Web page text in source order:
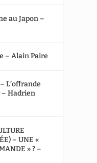
au Japon –
– Alain Paire
L’offrande
– Hadrien
– UNE «
» ? –